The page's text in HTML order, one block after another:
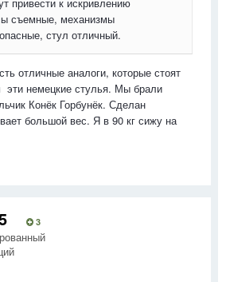
привести к искривлению
съемные, механизмы
стул отличный.
отличные аналоги, которые стоят
немецкие стулья. Мы брали
Конёк Горбунёк. Сделан
большой вес. Я в 90 кг сижу на
3